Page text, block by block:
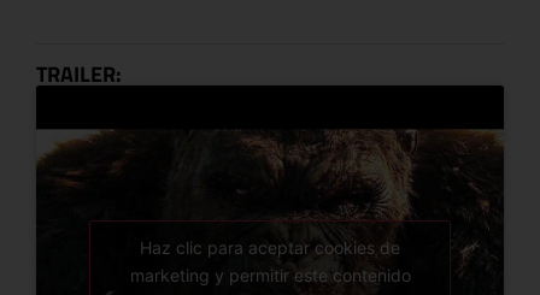
TRAILER:
Haz clic para aceptar cookies de
marketing y permitir este contenido